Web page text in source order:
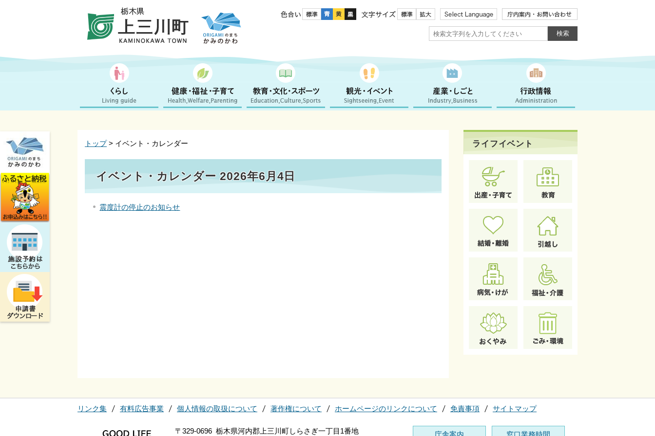
色合い 文字サイズ
トップ> イベント・カレンダー
イベント・カレンダー 2026年6月4日
震度計の停止のお知らせ
ライフイベント
リンク集 有料広告事業 個人情報の取扱について 著作権について ホームページのリンクについて 免責事項 サイトマップ
〒329-0696 栃木県河内郡上三川町しらさぎ一丁目1番地 庁舎案内 窓口業務時間